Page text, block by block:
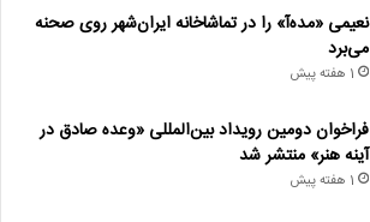
نعیمی «مده‌آ» را در تماشاخانه ایران‌شهر روی صحنه
می‌برد
1 هفته پیش
فراخوان دومین رویداد بین‌المللی «وعده صادق در
آینه هنر» منتشر شد
1 هفته پیش